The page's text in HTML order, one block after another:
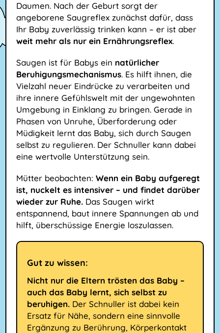
Daumen. Nach der Geburt sorgt der
angeborene Saugreflex zunächst dafür, dass
Ihr Baby zuverlässig trinken kann – er ist aber
weit mehr als nur ein Ernährungsreflex.
Saugen ist für Babys ein natürlicher
Beruhigungsmechanismus. Es hilft ihnen, die
Vielzahl neuer Eindrücke zu verarbeiten und
ihre innere Gefühlswelt mit der ungewohnten
Umgebung in Einklang zu bringen. Gerade in
Phasen von Unruhe, Überforderung oder
Müdigkeit lernt das Baby, sich durch Saugen
selbst zu regulieren. Der Schnuller kann dabei
eine wertvolle Unterstützung sein.
Mütter beobachten:Wenn ein Baby aufgeregt
ist, nuckelt es intensiver – und findet darüber
wieder zur Ruhe. Das Saugen wirkt
entspannend, baut innere Spannungen ab und
hilft, überschüssige Energie loszulassen.
Gut zu wissen:
Nicht nur die Eltern trösten das Baby –
auch das Baby lernt, sich selbst zu
beruhigen. Der Schnuller ist dabei kein
Ersatz für Nähe, sondern eine sinnvolle
Ergänzung zu Berührung, Körperkontakt